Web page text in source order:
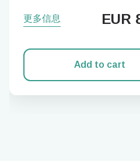
更多信息 EUR
Add to cart